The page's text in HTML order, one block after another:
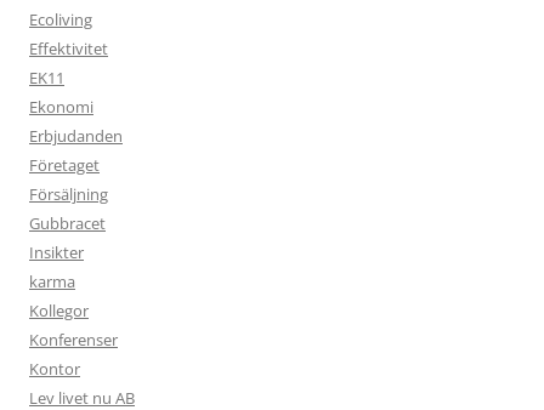
Ecoliving
Effektivitet
EK11
Ekonomi
Erbjudanden
Företaget
Försäljning
Gubbracet
Insikter
karma
Kollegor
Konferenser
Kontor
Lev livet nu AB